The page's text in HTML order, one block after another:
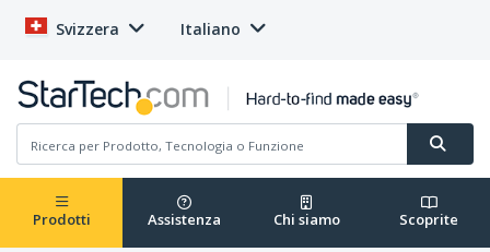
Svizzera Italiano
Prodotti Assistenza Chi siamo Scoprite